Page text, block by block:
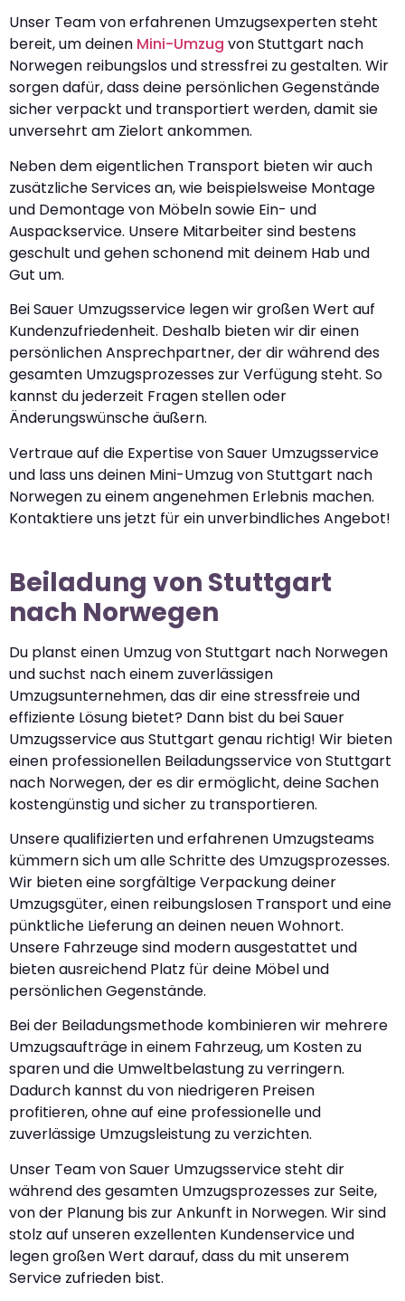
Unser Team von erfahrenen Umzugsexperten steht
bereit, um deinen Mini-Umzug von Stuttgart nach
Norwegen reibungslos und stressfrei zu gestalten. Wir
sorgen dafür, dass deine persönlichen Gegenstände
sicher verpackt und transportiert werden, damit sie
unversehrt am Zielort ankommen.
Neben dem eigentlichen Transport bieten wir auch
zusätzliche Services an, wie beispielsweise Montage
und Demontage von Möbeln sowie Ein- und
Auspackservice. Unsere Mitarbeiter sind bestens
geschult und gehen schonend mit deinem Hab und
Gut um.
Bei Sauer Umzugsservice legen wir großen Wert auf
Kundenzufriedenheit. Deshalb bieten wir dir einen
persönlichen Ansprechpartner, der dir während des
gesamten Umzugsprozesses zur Verfügung steht. So
kannst du jederzeit Fragen stellen oder
Änderungswünsche äußern.
Vertraue auf die Expertise von Sauer Umzugsservice
und lass uns deinen Mini-Umzug von Stuttgart nach
Norwegen zu einem angenehmen Erlebnis machen.
Kontaktiere uns jetzt für ein unverbindliches Angebot!
Beiladung von Stuttgart
nach Norwegen
Du planst einen Umzug von Stuttgart nach Norwegen
und suchst nach einem zuverlässigen
Umzugsunternehmen, das dir eine stressfreie und
effiziente Lösung bietet? Dann bist du bei Sauer
Umzugsservice aus Stuttgart genau richtig! Wir bieten
einen professionellen Beiladungsservice von Stuttgart
nach Norwegen, der es dir ermöglicht, deine Sachen
kostengünstig und sicher zu transportieren.
Unsere qualifizierten und erfahrenen Umzugsteams
kümmern sich um alle Schritte des Umzugsprozesses.
Wir bieten eine sorgfältige Verpackung deiner
Umzugsgüter, einen reibungslosen Transport und eine
pünktliche Lieferung an deinen neuen Wohnort.
Unsere Fahrzeuge sind modern ausgestattet und
bieten ausreichend Platz für deine Möbel und
persönlichen Gegenstände.
Bei der Beiladungsmethode kombinieren wir mehrere
Umzugsaufträge in einem Fahrzeug, um Kosten zu
sparen und die Umweltbelastung zu verringern.
Dadurch kannst du von niedrigeren Preisen
profitieren, ohne auf eine professionelle und
zuverlässige Umzugsleistung zu verzichten.
Unser Team von Sauer Umzugsservice steht dir
während des gesamten Umzugsprozesses zur Seite,
von der Planung bis zur Ankunft in Norwegen. Wir sind
stolz auf unseren exzellenten Kundenservice und
legen großen Wert darauf, dass du mit unserem
Service zufrieden bist.